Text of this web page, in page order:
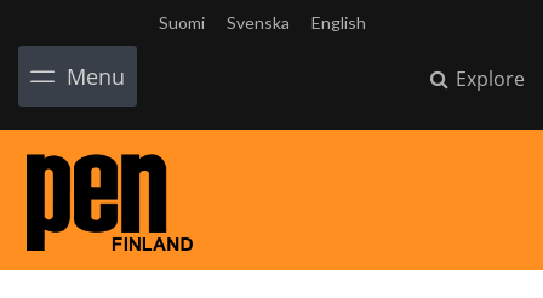
Suomi Svenska English
Menu Explore